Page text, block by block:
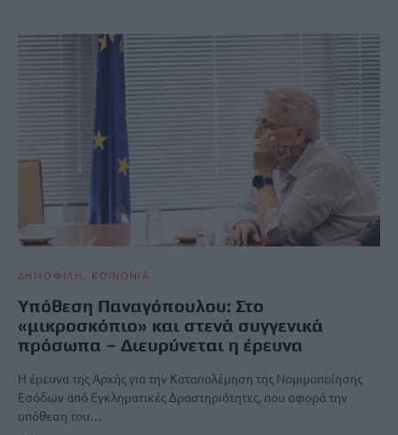
ΔΗΜΟΦΙΛΗ ΚΟΙΝΩΝΙΑ
Υπόθεση Παναγόπουλου: Στο
«μικροσκόπιο» και στενά συγγενικά
πρόσωπα – Διευρύνεται η έρευνα
Η έρευνα της Αρχής για την Καταπολέμηση της Νομιμοποίησης
Εσόδων από Εγκληματικές Δραστηριότητες, που αφορά την
υπόθεση του…